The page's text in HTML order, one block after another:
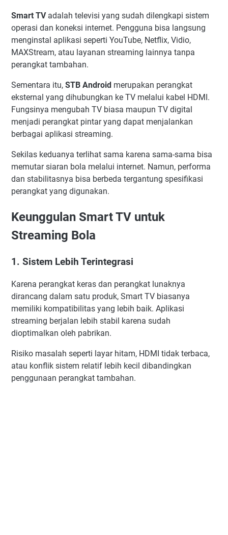
Smart TVadalah televisi yang sudah dilengkapi sistem
operasi dan koneksi internet. Pengguna bisa langsung
menginstal aplikasi seperti YouTube, Netflix, Vidio,
MAXStream, atau layanan streaming lainnya tanpa
perangkat tambahan.
Sementara itu, STB Android merupakan perangkat
eksternal yang dihubungkan ke TV melalui kabel HDMI.
Fungsinya mengubah TV biasa maupun TV digital
menjadi perangkat pintar yang dapat menjalankan
berbagai aplikasi streaming.
Sekilas keduanya terlihat sama karena sama-sama bisa
memutar siaran bola melalui internet. Namun, performa
dan stabilitasnya bisa berbeda tergantung spesifikasi
perangkat yang digunakan.
Keunggulan Smart TV untuk
Streaming Bola
1. Sistem Lebih Terintegrasi
Karena perangkat keras dan perangkat lunaknya
dirancang dalam satu produk, Smart TV biasanya
memiliki kompatibilitas yang lebih baik. Aplikasi
streaming berjalan lebih stabil karena sudah
dioptimalkan oleh pabrikan.
Risiko masalah seperti layar hitam, HDMI tidak terbaca,
atau konflik sistem relatif lebih kecil dibandingkan
penggunaan perangkat tambahan.